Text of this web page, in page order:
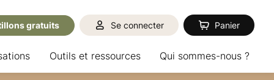
gratuits Se connecter Panier
Outils et ressources Qui sommes-nous ?